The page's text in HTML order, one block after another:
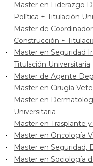
Master en Liderazgo
Política + Titulación
Master de
Construcción +
Master en Seguridad
Titulación Universitaria
Master de Agente
Master en Cirugía
Master en
Universitaria
Master en Trasplante
Master en Oncología
Master en Seguridad,
Master en Sociología